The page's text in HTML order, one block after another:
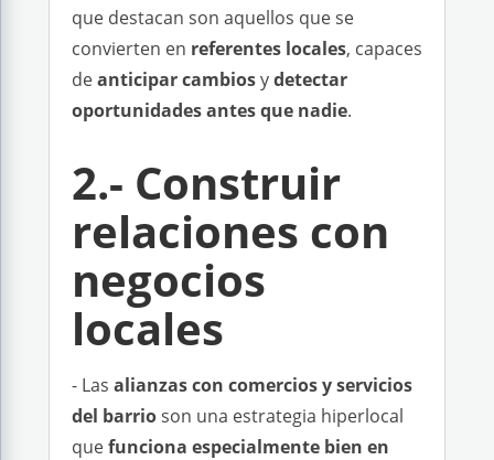
que destacan son aquellos que se
convierten en referentes locales, capaces
deanticipar cambiosydetectar
oportunidades antes que nadie.
2.- Construir
relaciones con
negocios
locales
- Las alianzas con comercios y servicios
del barrioson una estrategia hiperlocal
quefunciona especialmente bien en